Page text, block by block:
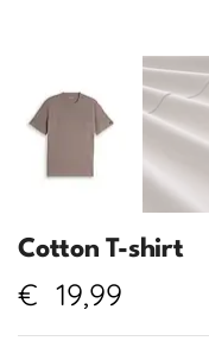
Cotton T-shirt
€ 19,99